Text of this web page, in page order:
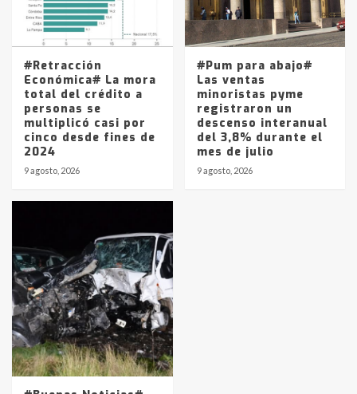
#Retracción
Económica# La mora
total del crédito a
personas se
multiplicó casi por
cinco desde fines de
2024
9 agosto, 2026
#Pum para abajo#
Las ventas
minoristas pyme
registraron un
descenso interanual
del 3,8% durante el
mes de julio
9 agosto, 2026